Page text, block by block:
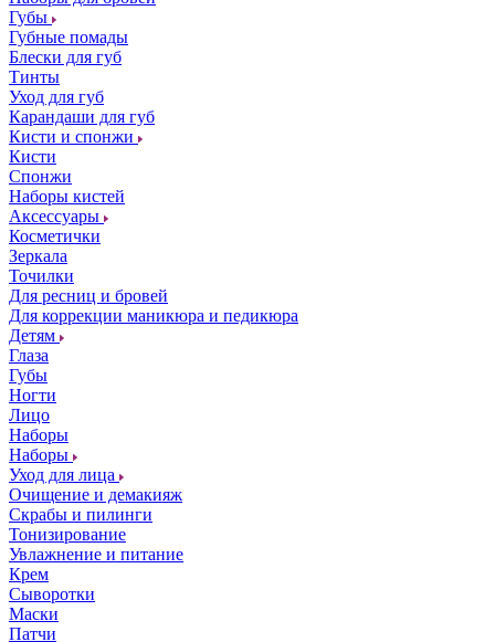
Губы
Губные помады
Блески для губ
Тинты
Уход для губ
Карандаши для губ
Кисти и спонжи
Кисти
Спонжи
Наборы кистей
Аксессуары
Косметички
Зеркала
Точилки
Для ресниц и бровей
Для коррекции маникюра и педикюра
Детям
Глаза
Губы
Ногти
Лицо
Наборы
Наборы
Уход для лица
Очищение и демакияж
Скрабы и пилинги
Тонизирование
Увлажнение и питание
Крем
Сыворотки
Маски
Патчи